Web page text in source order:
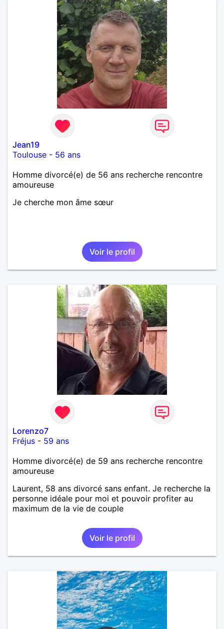
autant être trop locace. Je suis bourré de qualités
avec très peu de défauts. Je suis altruiste,
bienveillant, empathique, attentionné, honnête,
respectueux, doux de caractère et compréhensif : je
laisse « glisser » beaucoup de choses. Mais ne vous
m’éprenez pas Mesdames, si une personne que
j’aime me trahit une fois, il n’y aura pas de seconde
chance et je l’effacerai à « vitam eternam ».
Néanmoins, je suis un tout petit peu maniaque ainsi
qu’impatient. J’essaye de faire des efforts. Rien de
bien dramatique ! Du moins je le pense……Je suis un
homme facile à vivre. À vous si vous le souhaitez,
d’apprendre à me connaître davantage. J’en serai
ravi….A très bientôt je l’espère.
Jean19
Toulouse - 56 ans
Homme divorcé(e) de 56 ans recherche rencontre
amoureuse
Je cherche mon âme sœur
Voir le profil
Lorenzo7
Fréjus - 59 ans
Homme divorcé(e) de 59 ans recherche rencontre
amoureuse
Laurent, 58 ans divorcé sans enfant. Je recherche la
personne idéale pour moi et pouvoir profiter au
maximum de la vie de couple
Voir le profil